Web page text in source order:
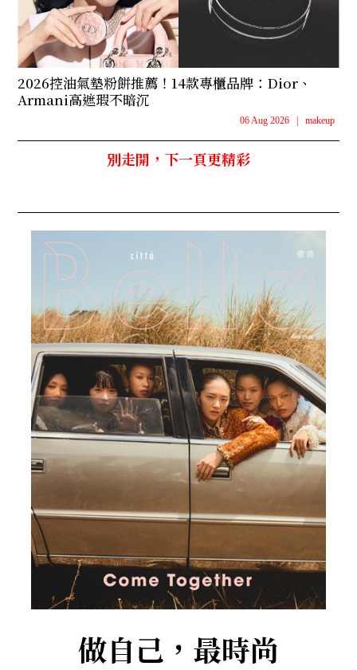
2026控油氣墊粉餅推薦！14款專櫃品牌：Dior、
Armani高遮瑕不暗沉
06 Aug 2026 makeup
別走開，下一頁更精彩
做自己，最時尚